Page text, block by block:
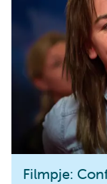
Filmpje: